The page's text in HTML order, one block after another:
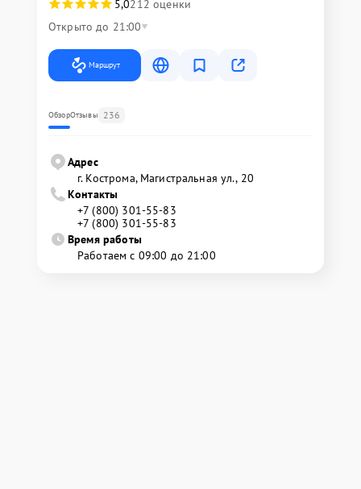
5,0212 оценки
Открыто до 21:00
Маршрут
ОбзорОтзывы 236
Адрес
г. Кострома, Магистральная ул., 20
Контакты
+7 (800) 301-55-83
+7 (800) 301-55-83
Время работы
Работаем с 09:00 до 21:00